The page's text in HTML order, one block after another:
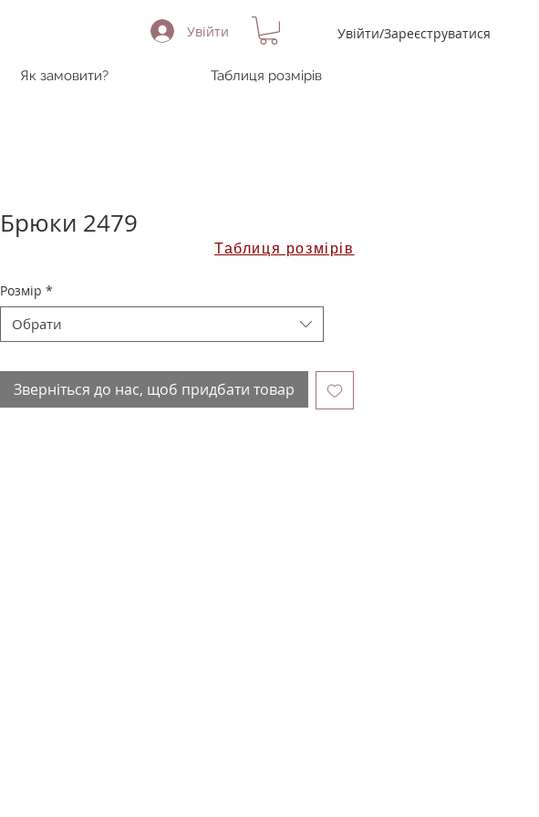
Увійти Увійти/Зареєструватися
Як замовити? Таблиця розмірів
Брюки 2479
Розмір *
Обрати
Зверніться до нас, щоб придбати товар
Таблиця розмірів